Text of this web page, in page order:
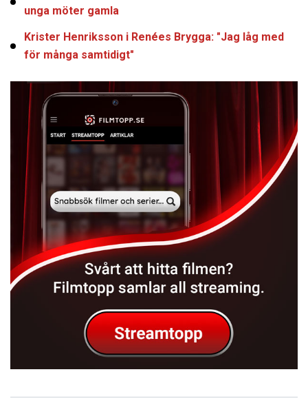
unga möter gamla
Krister Henriksson i Renées Brygga: "Jag låg med
för många samtidigt"